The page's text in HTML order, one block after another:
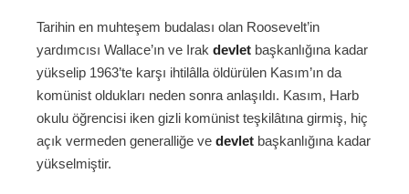
Tarihin en muhteşem budalası olan Roosevelt’in
yardımcısı Wallace’ın ve Irak devlet başkanlığına kadar
yükselip 1963’te karşı ihtilâlla öldürülen Kasım’ın da
komünist oldukları neden sonra anlaşıldı. Kasım, Harb
okulu öğrencisi iken gizli komünist teşkilâtına girmiş, hiç
açık vermeden generalliğe ve devlet başkanlığına kadar
yükselmiştir.